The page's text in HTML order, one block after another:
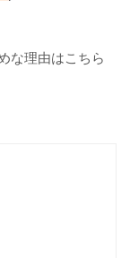
な理由はこちら